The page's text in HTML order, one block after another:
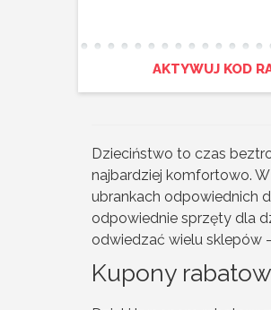
AKTYWUJ KOD
Dzieciństwo to czas
najbardziej komfortowo.
ubrankach odpowiednich
odpowiednie sprzęty dla
odwiedzać wielu sklepów
Kupony